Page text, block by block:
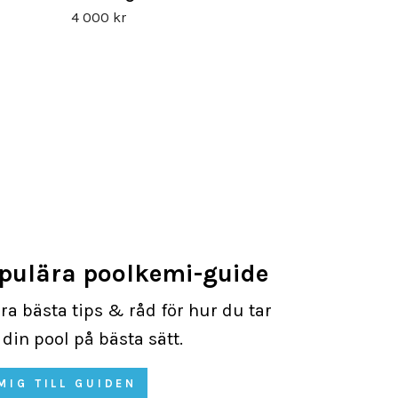
4 000 kr
poolkemi-guide
bästa tips & råd för hur du tar
pool på bästa sätt.
TILL GUIDEN